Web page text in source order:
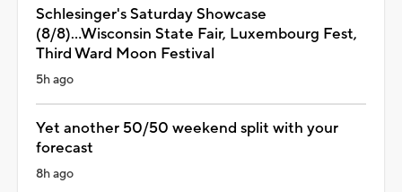
Schlesinger's Saturday Showcase
(8/8)...Wisconsin State Fair, Luxembourg Fest,
Third Ward Moon Festival
5h ago
Yet another 50/50 weekend split with your
forecast
8h ago